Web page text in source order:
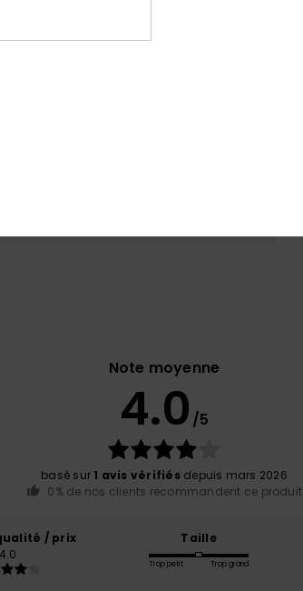
Note moyenne
4.0 /5
basé sur 1 avis vérifiésdepuis mars 2026
0% de nos clients recommandent ce produit
/ prix
4.0
Taille
Trop petit Trop grand